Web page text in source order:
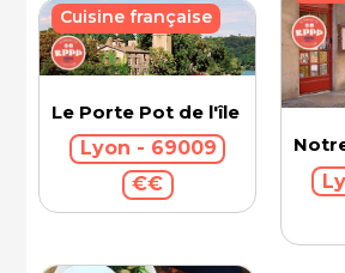
Le Porte Pot de l'île Barbe
Lyon - 69009
€€
Cuisine française